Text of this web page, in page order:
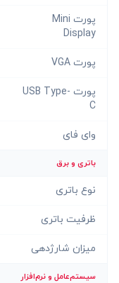
پورت Mini
Display
پورت VGA
پورت USB Type-
C
وای فای
باتری و برق
نوع باتری
ظرفیت باتری
میزان شارژدهی
سیستم‌عامل و نرم‌افزار